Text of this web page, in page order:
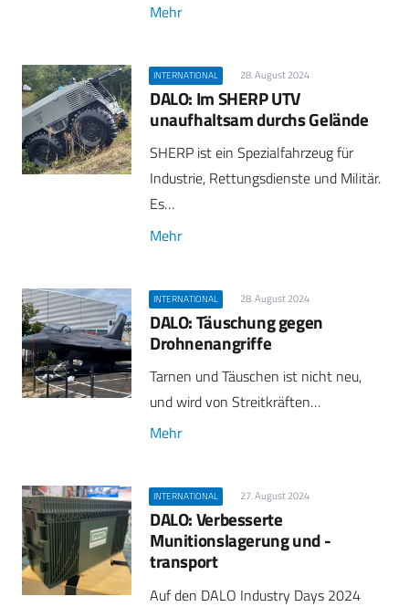
Mehr
INTERNATIONAL 28. August 2024
DALO: Im SHERP UTV
unaufhaltsam durchs Gelände
SHERP ist ein Spezialfahrzeug für
Industrie, Rettungsdienste und Militär.
Es…
Mehr
INTERNATIONAL 28. August 2024
DALO: Täuschung gegen
Drohnenangriffe
Tarnen und Täuschen ist nicht neu,
und wird von Streitkräften…
Mehr
INTERNATIONAL 27. August 2024
DALO: Verbesserte
Munitionslagerung und -
transport
Auf den DALO Industry Days 2024